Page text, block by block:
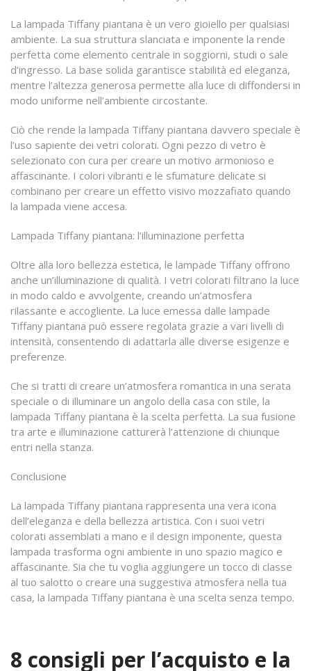
La lampada Tiffany piantana è un vero gioiello per qualsiasi
ambiente. La sua struttura slanciata e imponente la rende
perfetta come elemento centrale in soggiorni, studi o sale
d’ingresso. La base solida garantisce stabilità ed eleganza,
mentre l’altezza generosa permette alla luce di diffondersi in
modo uniforme nell’ambiente circostante.
Ciò che rende la lampada Tiffany piantana davvero speciale è
l’uso sapiente dei vetri colorati. Ogni pezzo di vetro è
selezionato con cura per creare un motivo armonioso e
affascinante. I colori vibranti e le sfumature delicate si
combinano per creare un effetto visivo mozzafiato quando
la lampada viene accesa.
Lampada Tiffany piantana: l’illuminazione perfetta
Oltre alla loro bellezza estetica, le lampade Tiffany offrono
anche un’illuminazione di qualità. I vetri colorati filtrano la luce
in modo caldo e avvolgente, creando un’atmosfera
rilassante e accogliente. La luce emessa dalle lampade
Tiffany piantana può essere regolata grazie a vari livelli di
intensità, consentendo di adattarla alle diverse esigenze e
preferenze.
Che si tratti di creare un’atmosfera romantica in una serata
speciale o di illuminare un angolo della casa con stile, la
lampada Tiffany piantana è la scelta perfetta. La sua fusione
tra arte e illuminazione catturerà l’attenzione di chiunque
entri nella stanza.
Conclusione
La lampada Tiffany piantana rappresenta una vera icona
dell’eleganza e della bellezza artistica. Con i suoi vetri
colorati assemblati a mano e il design imponente, questa
lampada trasforma ogni ambiente in uno spazio magico e
affascinante. Sia che tu voglia aggiungere un tocco di classe
al tuo salotto o creare una suggestiva atmosfera nella tua
casa, la lampada Tiffany piantana è una scelta senza tempo.
8 consigli per l’acquisto e la